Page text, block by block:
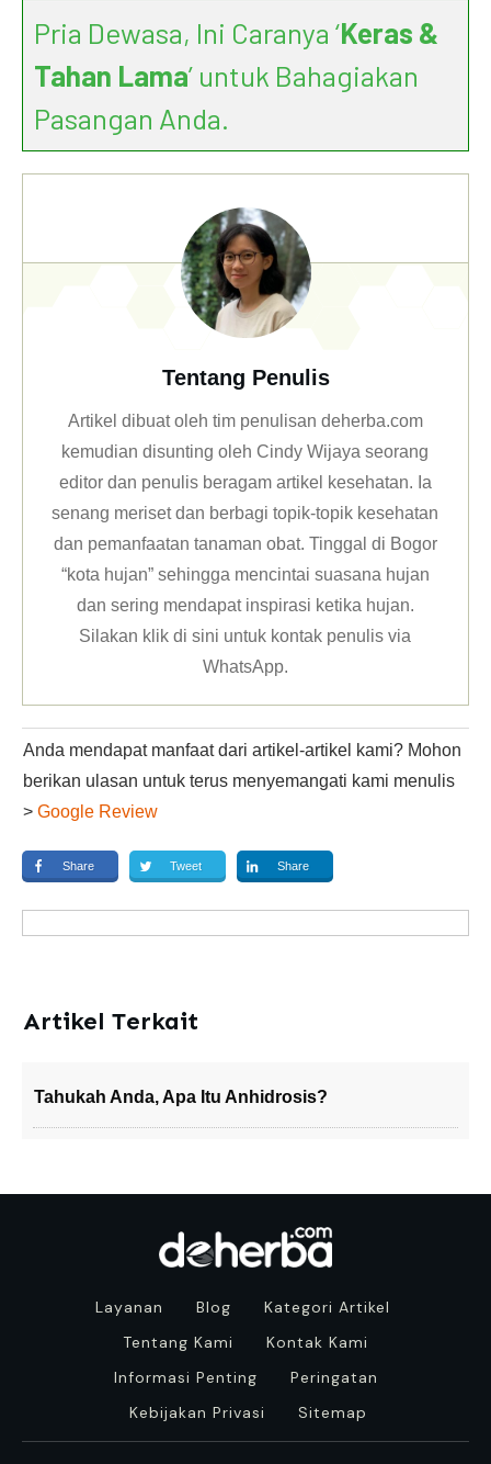
Pria Dewasa, Ini Caranya ‘Keras &
Tahan Lama’ untuk Bahagiakan
Pasangan Anda.
Tentang Penulis
Artikel dibuat oleh tim penulisan deherba.com
kemudian disunting oleh Cindy Wijaya seorang
editor dan penulis beragam artikel kesehatan. Ia
senang meriset dan berbagi topik-topik kesehatan
dan pemanfaatan tanaman obat. Tinggal di Bogor
“kota hujan” sehingga mencintai suasana hujan
dan sering mendapat inspirasi ketika hujan.
Silakan klikdi sini untuk kontak penulis via
WhatsApp.
Anda mendapat manfaat dari artikel-artikel kami? Mohon
berikan ulasan untuk terus menyemangati kami menulis
> Google Review
Share Tweet Share
Artikel Terkait
Tahukah Anda, Apa Itu Anhidrosis?
Layanan Blog
Kategori Artikel
Tentang Kami
Kontak Kami
Informasi Penting
Peringatan
Kebijakan Privasi
Sitemap